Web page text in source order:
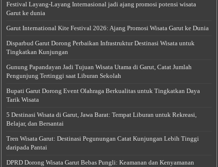
Festival Layang-Layang Internasional jadi ajang promosi potensi wisata
Garut ke dunia
Garut International Kite Festival 2026: Ajang Promosi Wisata Garut ke Dunia
Disparbud Garut Dorong Perbaikan Infrastruktur Destinasi Wisata untuk
Tingkatkan Kunjungan
Gunung Papandayan Jadi Tujuan Wisata Utama di Garut, Catat Jumlah
Pengunjung Tertinggi saat Liburan Sekolah
Bupati Garut Dorong Event Olahraga Berkualitas untuk Tingkatkan Daya
Tarik Wisata
5 Destinasi Wisata di Garut, Jawa Barat: Tempat Liburan untuk Rekreasi,
Belajar, dan Bersantai
Tren Wisata Garut: Destinasi Pegunungan Catat Kunjungan Lebih Tinggi
daripada Pantai
DPRD Dorong Wisata Garut Bebas Pungli: Keamanan dan Kenyamanan